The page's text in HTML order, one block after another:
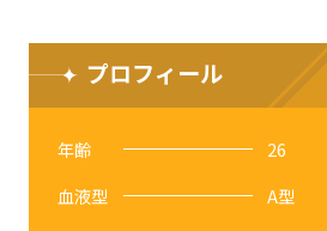
プロフィール
年齢
26
血液型
A型